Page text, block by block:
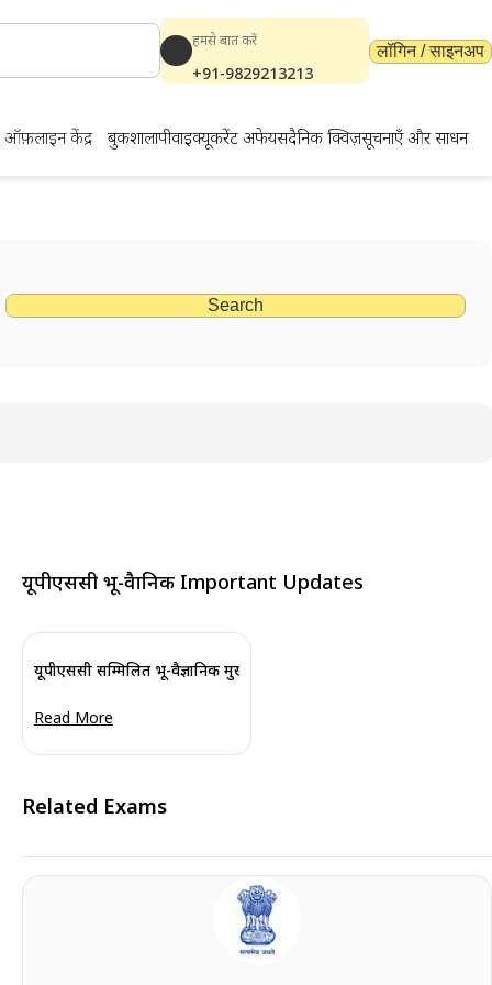
हमसे बात करें
+91-9829213213
लॉगिन / साइनअप
ऑफ़लाइन केंद्र बुकशालापीवाईक्यूकरेंट अफेयर्सदैनिक क्विज़सूचनाएँ और साधन
Search
यूपीएससी भू-वैज्ञानिक Important Updates
यूपीएससी सम्मिलित भू-वैज्ञानिक मुख्य परीक्षा तिथि 2024 घोषित
Read More
Related Exams